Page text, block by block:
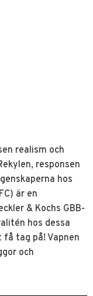
realism och
responsen
hos
är en
& Kochs GBB-
hos dessa
tag på! Vapnen
och